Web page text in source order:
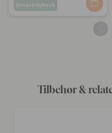
Opslag
maritdybeck
Tilbehør &